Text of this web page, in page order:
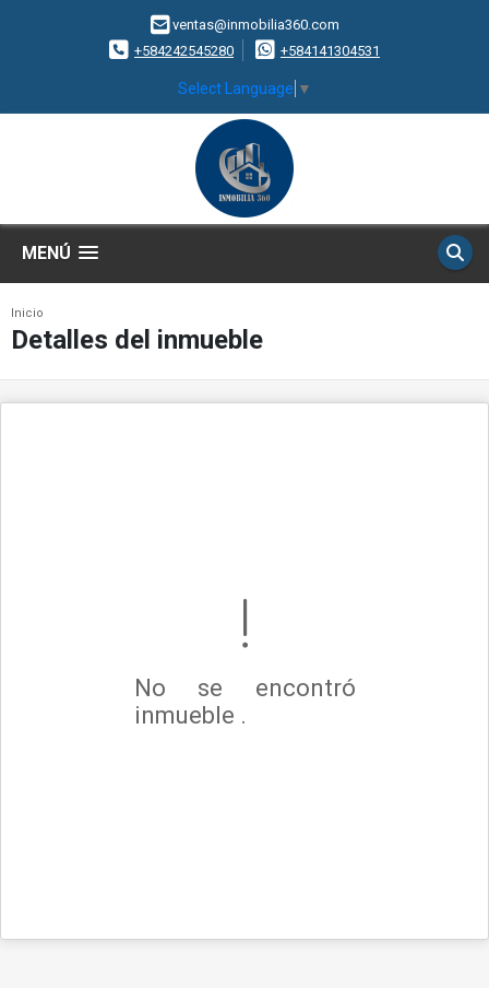
ventas@inmobilia360.com
+584242545280
+584141304531
Select Language ▼
MENÚ
Inicio
Detalles del inmueble
No se encontró
inmueble .